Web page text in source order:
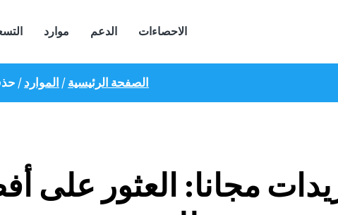
موارد الدعم الاحصاءات
الصفحة الرئيسية/ الموارد/
مجانا: العثور على